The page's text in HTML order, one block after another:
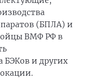
(БПЛА) и
ВМФ РФ в
и других